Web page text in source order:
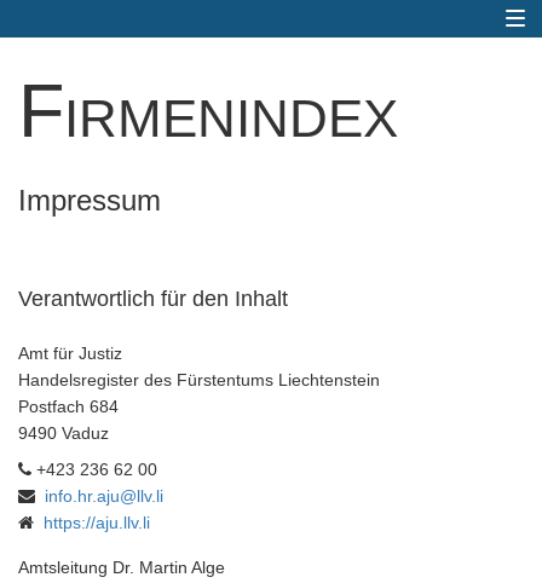
Firmenindex
Impressum
Verantwortlich für den Inhalt
Amt für Justiz
Handelsregister des Fürstentums Liechtenstein
Postfach 684
9490 Vaduz
+423 236 62 00
info.hr.aju@llv.li
https://aju.llv.li
Amtsleitung Dr. Martin Alge